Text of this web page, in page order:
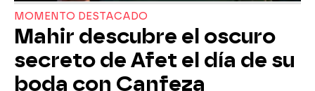
MOMENTO DESTACADO
Mahir descubre el oscuro
secreto de Afet el día de su
boda con Canfeza